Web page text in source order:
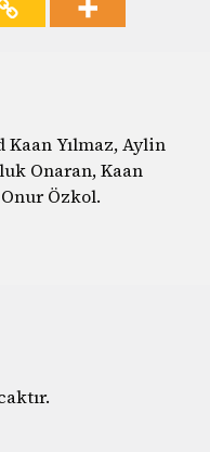
Yılmaz, Aylin
Onaran, Kaan
Özkol.